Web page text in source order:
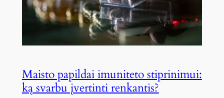
Maisto papildai imuniteto stiprinimui:
ką svarbu įvertinti renkantis?